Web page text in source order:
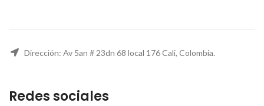
Dirección: Av 5an # 23dn 68 local 176 Cali, Colombia.
Redes sociales